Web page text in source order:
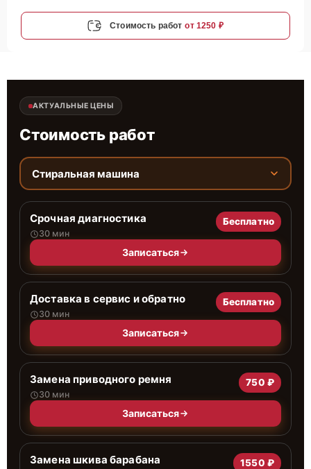
Стоимость работ от 1250 ₽
АКТУАЛЬНЫЕ ЦЕНЫ
Стоимость работ
Стиральная машина
Срочная диагностика
30 мин
Бесплатно
Записаться
Доставка в сервис и обратно
30 мин
Бесплатно
Записаться
Замена приводного ремня
30 мин
750 ₽
Записаться
Замена шкива барабана 1550 ₽